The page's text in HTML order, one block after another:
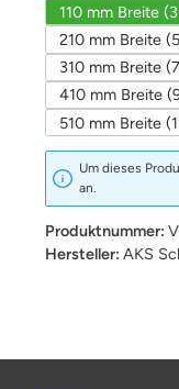
110 mm Breite
210 mm Breite
310 mm Breite
410 mm Breite
510 mm Breite
Um dieses
an.
Produktnummer:
Hersteller: AKS